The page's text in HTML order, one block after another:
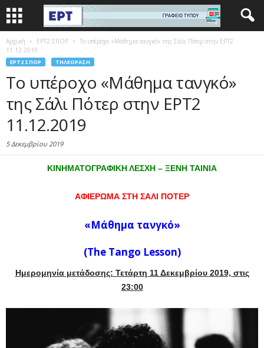
Αρχική EΡΤ2 ΣΠΟΡ
Το υπέροχο «Μάθημα τανγκό» της Σάλι Πότερ στην ΕΡΤ2
11.12.2019
EΡΤ2 ΣΠΟΡ ΤΗΛΕΌΡΑΣΗ
Το υπέροχο «Μάθημα τανγκό»
της Σάλι Πότερ στην ΕΡΤ2
11.12.2019
5 Δεκεμβρίου 2019
ΚΙΝΗΜΑΤΟΓΡΑΦΙΚΗ ΛΕΣΧΗ – ΞΕΝΗ ΤΑΙΝΙΑ
ΑΦΙΕΡΩΜΑ ΣΤΗ ΣΑΛΙ ΠΟΤΕΡ
«Μάθημα τανγκό»
(The Tango Lesson)
Ημερομηνία μετάδοσης: Τετάρτη 11 Δεκεμβρίου 2019, στις
23:00